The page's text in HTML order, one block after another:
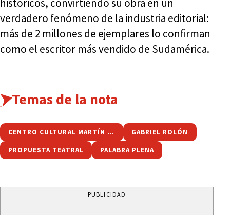
históricos, convirtiendo su obra en un
verdadero fenómeno de la industria editorial:
más de 2 millones de ejemplares lo confirman
como el escritor más vendido de Sudamérica.
Temas de la nota
CENTRO CULTURAL MARTÍN FIERRO GABRIEL ROLÓN
PROPUESTA TEATRAL PALABRA PLENA
PUBLICIDAD